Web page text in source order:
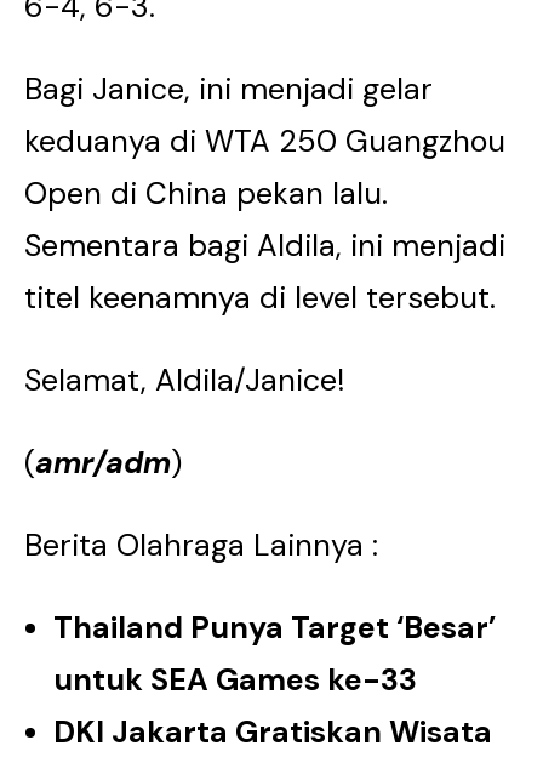
Bagi Janice, ini menjadi gelar
keduanya di WTA 250 Guangzhou
Open di China pekan lalu.
Sementara bagi Aldila, ini menjadi
titel keenamnya di level tersebut.
Selamat, Aldila/Janice!
(amr/adm)
Berita Olahraga Lainnya :
Thailand Punya Target ‘Besar’
untuk SEA Games ke-33
DKI Jakarta Gratiskan Wisata